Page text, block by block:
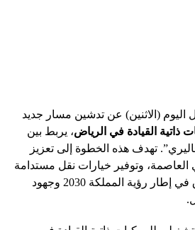
اليوم (الاثنين) عن تدشين مسار جديد
ذاتية القيادة في الرياض، يربط بين
تهدف هذه الخطوة إلى تعزيز
وتوفير خيارات نقل مستدامة
للركاب. يأتي هذا الإطلاق في إطار رؤية المملكة 2030 وجهود